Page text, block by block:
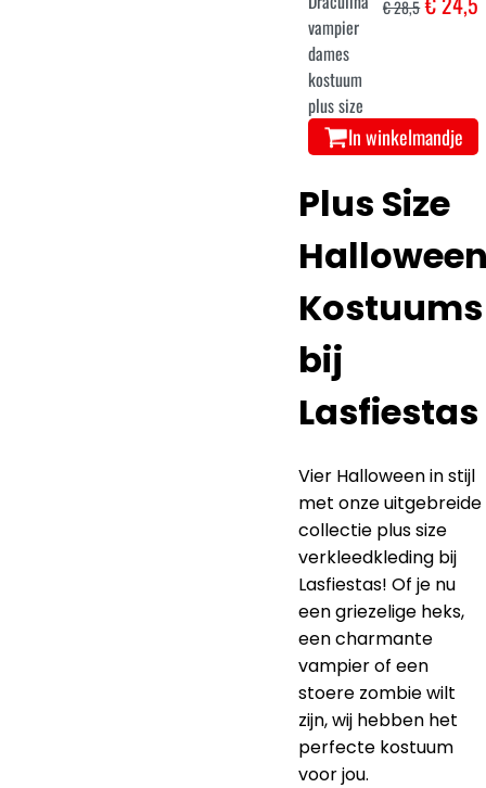
vampier
dames
kostuum
plus size
€ 28,5
In winkelmandje
Plus Size
Kostuums
bij
Lasfiestas
Vier Halloween in stijl
met onze uitgebreide
collectie plus size
verkleedkleding bij
Lasfiestas! Of je nu
een griezelige heks,
een charmante
vampier of een
stoere zombie wilt
zijn, wij hebben het
perfecte kostuum
voor jou.